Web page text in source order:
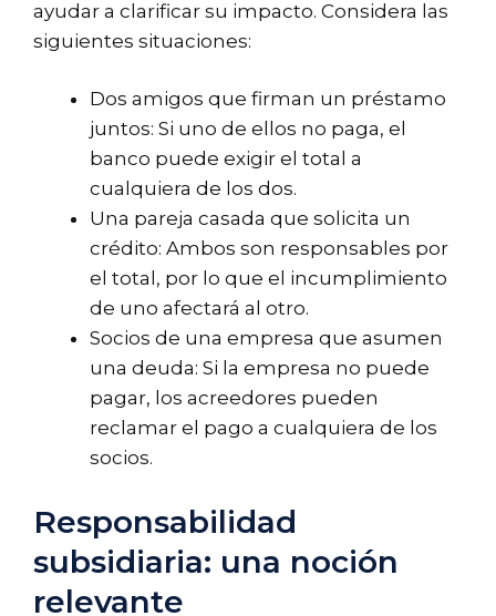
ayudar a clarificar su impacto. Considera las
siguientes situaciones:
Dos amigos que firman un préstamo
juntos: Si uno de ellos no paga, el
banco puede exigir el total a
cualquiera de los dos.
Una pareja casada que solicita un
crédito: Ambos son responsables por
el total, por lo que el incumplimiento
de uno afectará al otro.
Socios de una empresa que asumen
una deuda: Si la empresa no puede
pagar, los acreedores pueden
reclamar el pago a cualquiera de los
socios.
Responsabilidad
subsidiaria: una noción
relevante